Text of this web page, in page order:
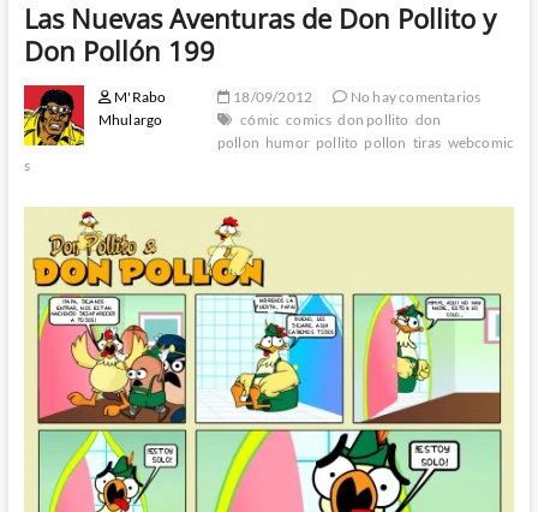
Las Nuevas Aventuras de Don Pollito y
Don Pollón 199
M'Rabo
Mhulargo
18/09/2012
No hay comentarios
cómic comics don pollito don
pollon humor pollito pollon tiras webcomic
s